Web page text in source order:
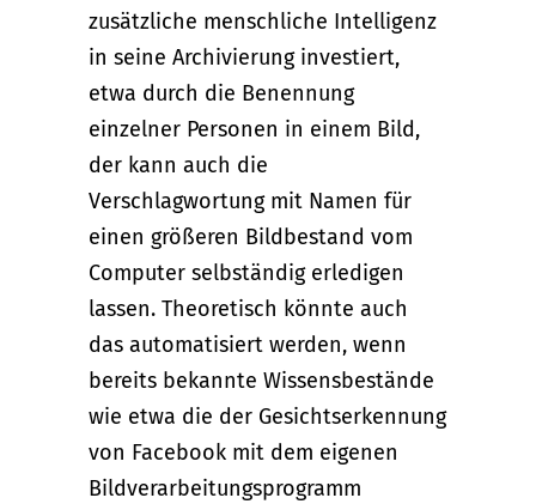
zusätzliche menschliche Intelligenz
in seine Archivierung investiert,
etwa durch die Benennung
einzelner Personen in einem Bild,
der kann auch die
Verschlagwortung mit Namen für
einen größeren Bildbestand vom
Computer selbständig erledigen
lassen. Theoretisch könnte auch
das automatisiert werden, wenn
bereits bekannte Wissensbestände
wie etwa die der Gesichtserkennung
von Facebook mit dem eigenen
Bildverarbeitungsprogramm